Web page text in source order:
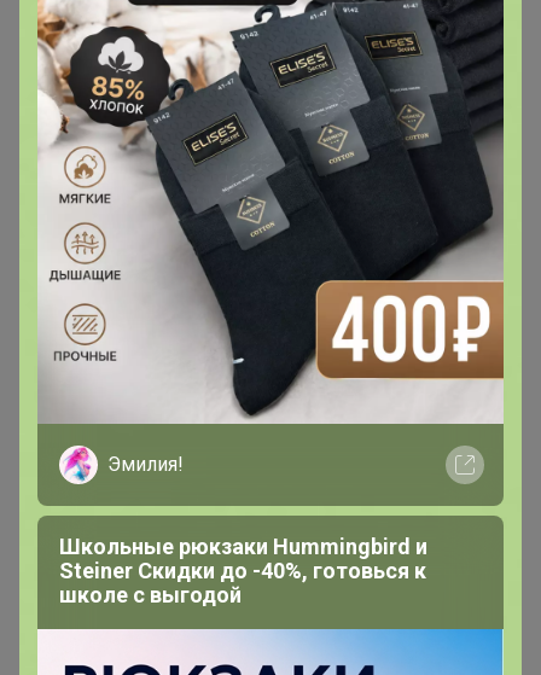
kristinchik
Магистр
В теме "iHerb - витамины, добавки для здоровья,
товары для красоты! СКИДКА -20% на ВСЕ!"
15 августа, 2025 18:14
TanyaPK, добрый день, откройте, пожалуйста такой
детский цинк Nature's way, 120 таблеток
Эмилия!
Школьные рюкзаки Hummingbird и
Steiner Скидки до -40%, готовься к
школе с выгодой